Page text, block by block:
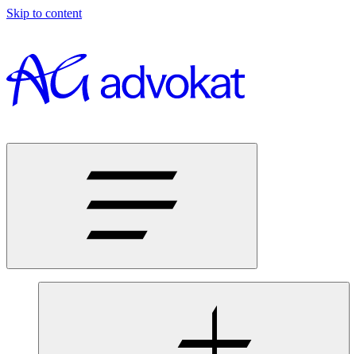
Skip to content